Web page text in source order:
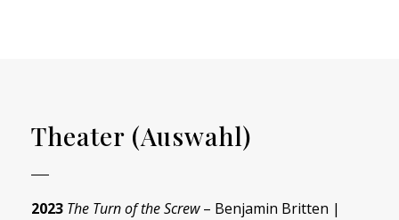
Theater (Auswahl)
2023 The Turn of the Screw– Benjamin Britten |